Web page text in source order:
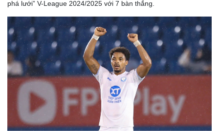
phá lưới” V-League 2024/2025 với 7 bàn thắng.